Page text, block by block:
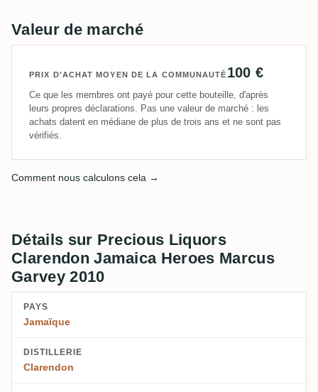
un soupçon de clou de girofle, ce qui lui confère une
légère et de longueur moyenne, avec de discrètes
notes boisées et fruitées.
Valeur de marché
PRIX D'ACHAT MOYEN DE LA COMMUNAUTÉ 100 €
Ce que les membres ont payé pour cette bouteille, d'après
leurs propres déclarations. Pas une valeur de marché : les
achats datent en médiane de plus de trois ans et ne sont pas
vérifiés.
Comment nous calculons cela →
Détails sur Precious Liquors
Clarendon Jamaica Heroes Marcus
Garvey 2010
PAYS
Jamaïque
DISTILLERIE
Clarendon